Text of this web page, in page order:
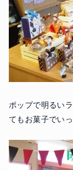
ポップで明るい
てもお菓子でいっ